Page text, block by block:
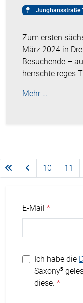
Junghansstraße
Zum ersten
März 2024 in
Besuchende –
herrschte reges
Mehr …
10 11
E-Mail
Ich habe die
Saxony⁵
diese.